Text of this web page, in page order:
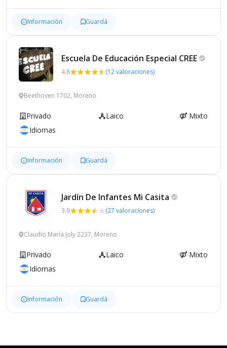
Información Guardá
Escuela De Educación Especial CREE
4.8 (12 valoraciones)
Beethoven 1702, Moreno
Privado Laico
Mixto
Idiomas
Información Guardá
Jardín De Infantes Mi Casita
3.9 (27 valoraciones)
Claudio María Joly 2237, Moreno
Privado Laico
Mixto
Idiomas
Información Guardá